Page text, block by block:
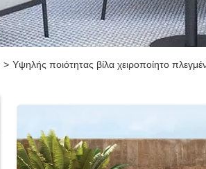
> Υψηλής ποιότητας βίλα χειροποίητο